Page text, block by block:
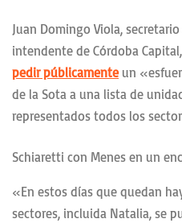
Juan Domingo Viola,
intendente de Córdoba
pedir públicamenteun
de la Sota a una lista de
representados todos los
Schiaretti con Menes en un
«En estos días que quedan
sectores, incluida Natalia, se